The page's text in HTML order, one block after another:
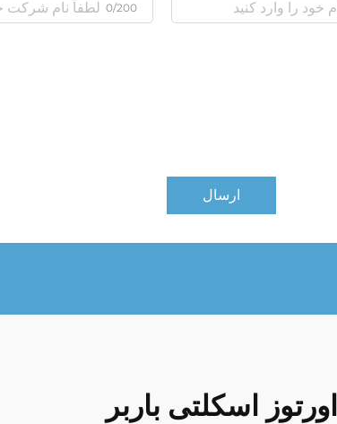
0/200
ارسال
اورتوز اسکلتی باربر